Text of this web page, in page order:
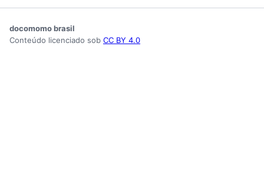
docomomo brasil
Conteúdo licenciado sob CC BY 4.0